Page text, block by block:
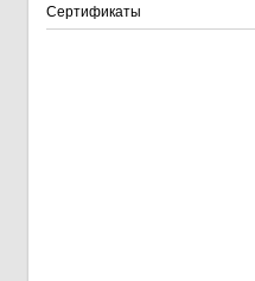
Сертификаты